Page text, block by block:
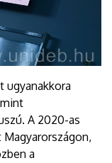
ugyanakkora
A 2020-as
a